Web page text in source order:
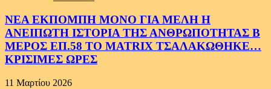
ΝΕΑ ΕΚΠΟΜΠΗ ΜΟΝΟ ΓΙΑ ΜΕΛΗ Η
ΑΝΕΙΠΩΤΗ ΙΣΤΟΡΙΑ ΤΗΣ ΑΝΘΡΩΠΟΤΗΤΑΣ Β
ΜΕΡΟΣ ΕΠ.58 ΤΟ MATRIX ΤΣΑΛΑΚΩΘΗΚΕ…
ΚΡΙΣΙΜΕΣ ΩΡΕΣ
11 Μαρτίου 2026